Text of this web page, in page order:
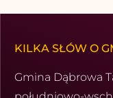
KILKA SŁÓW O
Gmina Dąbrowa